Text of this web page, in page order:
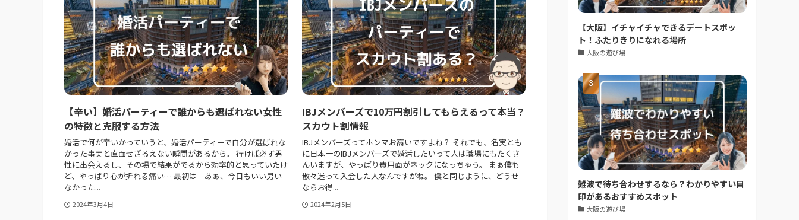
【辛い】婚活パーティーで誰からも選ばれない女性
の特徴と克服する方法
婚活で何が辛いかっていうと、婚活パーティーで自分が選ばれな
かった事実と直面せざるえない瞬間があるから。 行けば必ず男
性に出会えるし、その場で結果がでるから効率的と思っていたけ
ど、やっぱり心が折れる痛い… 最初は「あぁ、今日もいい男い
なかった...
2024年3月4日
IBJメンバーズで10万円割引してもらえるって本当？
スカウト割情報
IBJメンバーズってホンマお高いですよね？ それでも、名実とも
に日本一のIBJメンバーズで婚活したいって人は職場にもたくさ
んいますが、やっぱり費用面がネックになっちゃう。 まぁ僕も
散々迷って入会した人なんですがね。 僕と同じように、どうせ
ならお得...
2024年2月5日
【大阪】イチャイチャできるデートスポッ
ト！ふたりきりになれる場所
大阪の遊び場
難波で待ち合わせするなら？わかりやすい目
印があるおすすめスポット
大阪の遊び場